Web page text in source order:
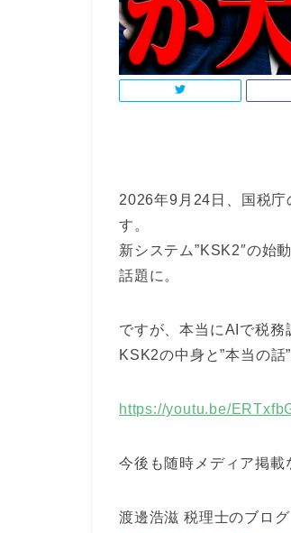
2026年9月24日、国税庁
す。
新システム”KSK2″の始
話題に。
ですが、本当にAIで税務
KSK2の中身と”本当の話
https://youtu.be/
今後も随時メディア掲載
渡邊浩滋 税理士のブログ